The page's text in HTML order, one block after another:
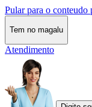
Pular para o conteudo
Tem no magalu
Atendimento